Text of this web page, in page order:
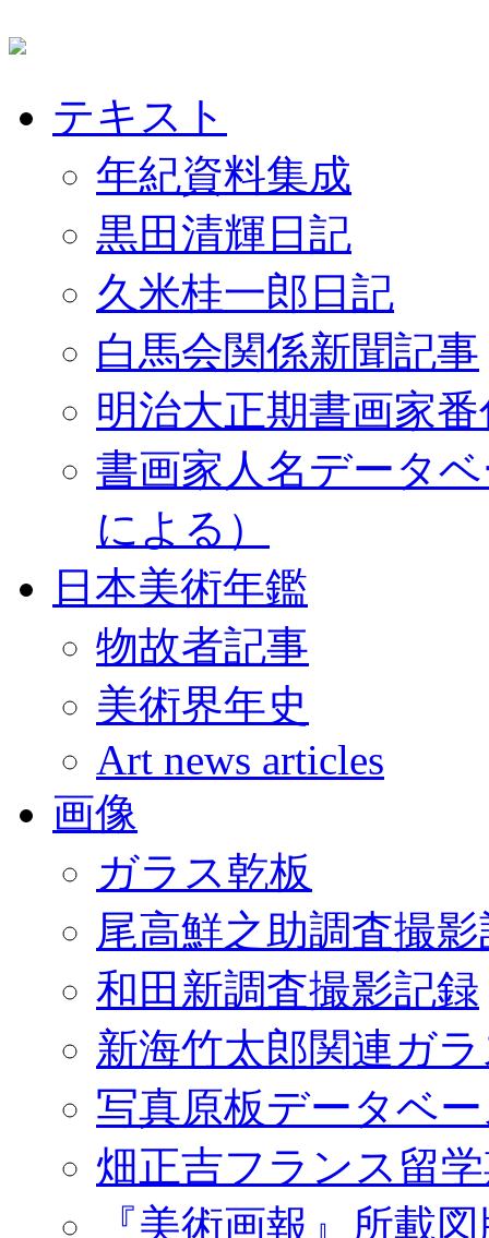
テキスト
年紀資料集成
黒田清輝日記
久米桂一郎日記
白馬会関係新聞記事
明治大正期書画家
書画家人名データ
による）
日本美術年鑑
物故者記事
美術界年史
Art news articles
画像
ガラス乾板
尾高鮮之助調査撮
和田新調査撮影記録
新海竹太郎関連ガ
写真原板データベ
畑正吉フランス留
『美術画報』所載